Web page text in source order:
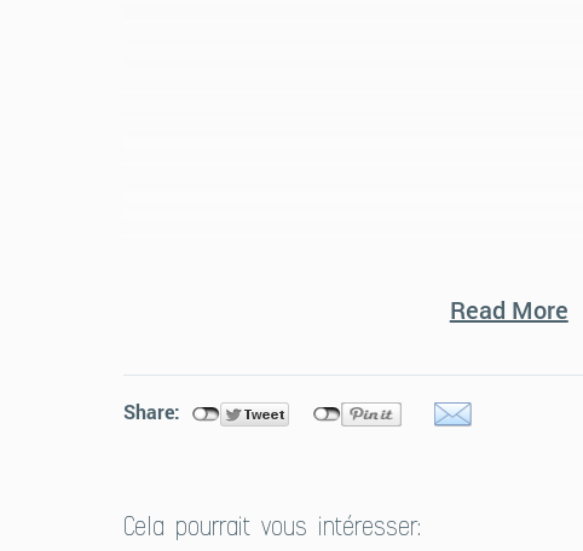
Read More
Share:
Cela pourrait vous intéresser: